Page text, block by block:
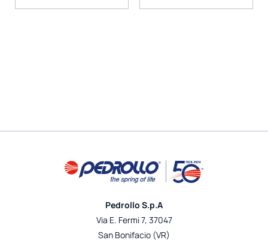
Pedrollo S.p.A
Via E. Fermi 7, 37047
San Bonifacio (VR)